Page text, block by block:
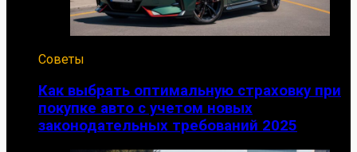
Советы
Как выбрать оптимальную страховку при
покупке авто с учетом новых
законодательных требований 2025